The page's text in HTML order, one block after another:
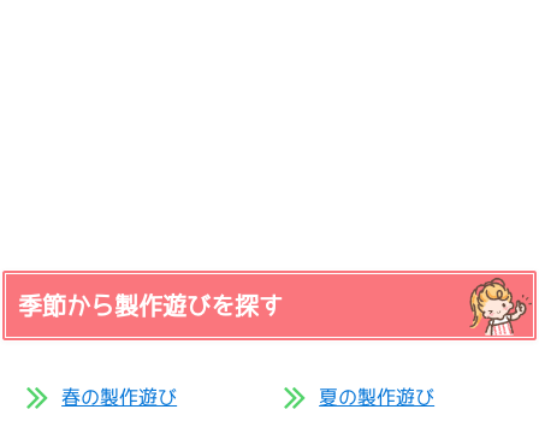
季節から製作遊びを探す
春の製作遊び 夏の製作遊び